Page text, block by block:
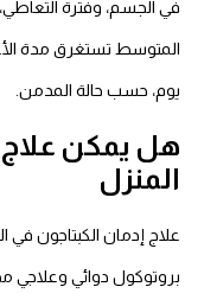
في الجسم، وفترة
يوم، حسب حالة المدمن.
هل يمكن علاج
المنزل
علاج إدمان الكبتاجون
بروتوكول دوائي وعلاجي